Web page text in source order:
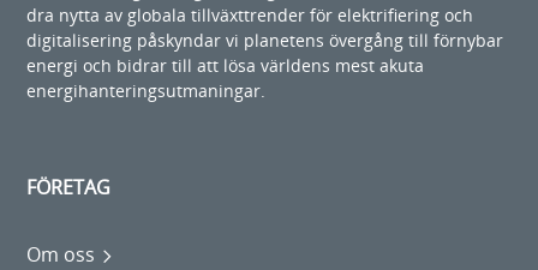
dra nytta av globala tillväxttrender för elektrifiering och
digitalisering påskyndar vi planetens övergång till förnybar
energi och bidrar till att lösa världens mest akuta
energihanteringsutmaningar.
FÖRETAG
Om oss